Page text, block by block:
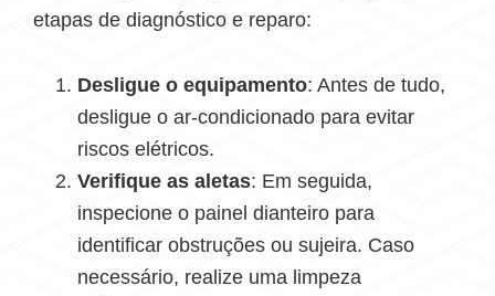
etapas de diagnóstico e reparo:
Desligue o equipamento: Antes de tudo,
desligue o ar-condicionado para evitar
riscos elétricos.
Verifique as aletas: Em seguida,
inspecione o painel dianteiro para
identificar obstruções ou sujeira. Caso
necessário, realize uma limpeza